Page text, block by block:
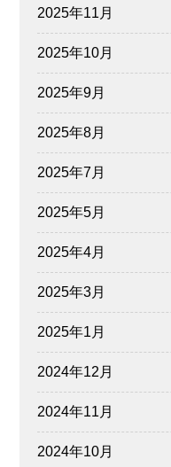
2025年11月
2025年10月
2025年9月
2025年8月
2025年7月
2025年5月
2025年4月
2025年3月
2025年1月
2024年12月
2024年11月
2024年10月